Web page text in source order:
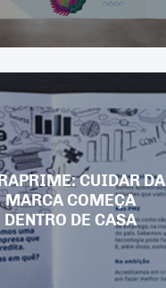
CUIDAR DA
MARCA COMEÇA
DENTRO DE CASA